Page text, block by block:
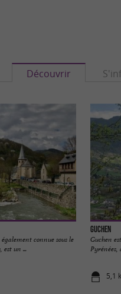
Découvrir
connue sous le
un ...
Guchen
Guchen
Pyrénées,
5,1